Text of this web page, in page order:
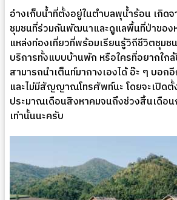
อ่างเก็บน้ำที่ตั้งอยู่ในตำบลพุน้ำร้อน เกิด
ชุมชนที่ร่วมกันพัฒนาและดูแลพื้นที่ป่าของ
แหล่งท่องเที่ยวที่พร้อมเรียนรู้วิถีชีวิตชุมช
บริการทั้งแบบบ้านพัก หรือใครที่อยากใก
สามารถนำเต็นท์มากางเองได้ อ๊ะ ๆ บอก
และไม่มีสัญญาณโทรศัพท์นะ โดยจะเปิด
ประมาณเดือนสิงหาคมจนถึงช่วงสิ้นเดือ
เท่านั้นนะครับ